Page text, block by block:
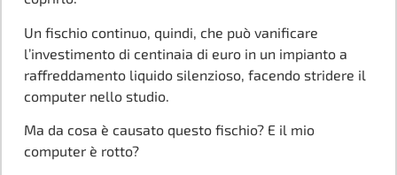
Un fischio continuo, quindi, che può vanificare
l’investimento di centinaia di euro in un impianto a
raffreddamento liquido silenzioso, facendo stridere il
computer nello studio.
Ma da cosa è causato questo fischio? E il mio
computer è rotto?